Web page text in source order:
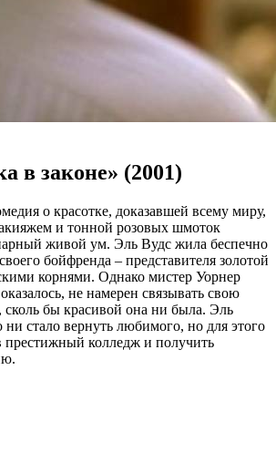
в законе» (2001)
о красотке, доказавшей всему миру,
и тонной розовых шмоток
живой ум. Эль Вудс жила беспечно
бойфренда – представителя золотой
корнями. Однако мистер Уорнер
не намерен связывать свою
бы красивой она ни была. Эль
стало вернуть любимого, но для этого
престижный колледж и получить